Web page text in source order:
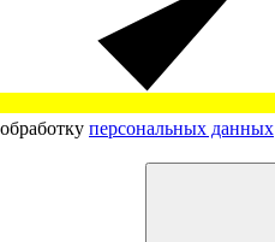
обработку персональных данных